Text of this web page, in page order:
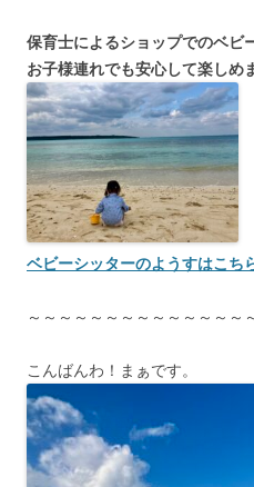
保育士によるショップでのベビ
お子様連れでも安心して楽しめ
ベビーシッターのようすはこち
～～～～～～～～～～～～～～
こんばんわ！まぁです。